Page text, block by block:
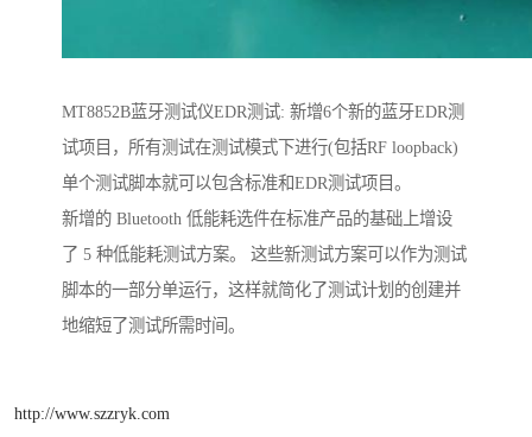
MT8852B蓝牙测试仪EDR测试: 新增6个新的蓝牙EDR测
试项目，所有测试在测试模式下进行(包括RF loopback)
单个测试脚本就可以包含标准和EDR测试项目。
新增的 Bluetooth 低能耗选件在标准产品的基础上增设
了 5 种低能耗测试方案。 这些新测试方案可以作为测试
脚本的一部分单运行，这样就简化了测试计划的创建并
地缩短了测试所需时间。
http://www.szzryk.com